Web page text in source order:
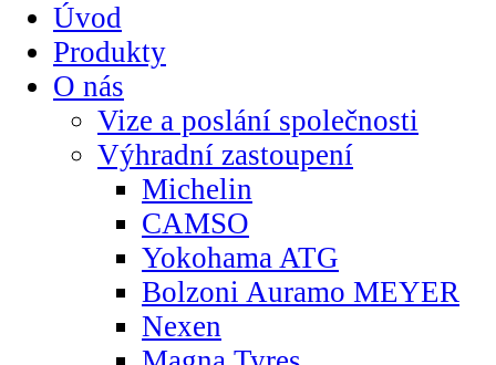
Úvod
Produkty
O nás
Vize a poslání společnosti
Výhradní zastoupení
Michelin
CAMSO
Yokohama ATG
Bolzoni Auramo MEYER
Nexen